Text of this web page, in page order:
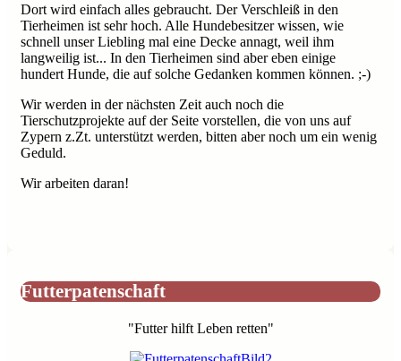
Dort wird einfach alles gebraucht. Der Verschleiß in den
Tierheimen ist sehr hoch. Alle Hundebesitzer wissen, wie
schnell unser Liebling mal eine Decke annagt, weil ihm
langweilig ist... In den Tierheimen sind aber eben einige
hundert Hunde, die auf solche Gedanken kommen können. ;-)
Wir werden in der nächsten Zeit auch noch die
Tierschutzprojekte auf der Seite vorstellen, die von uns auf
Zypern z.Zt. unterstützt werden, bitten aber noch um ein wenig
Geduld.
Wir arbeiten daran!
Futterpatenschaft
"Futter hilft Leben retten"